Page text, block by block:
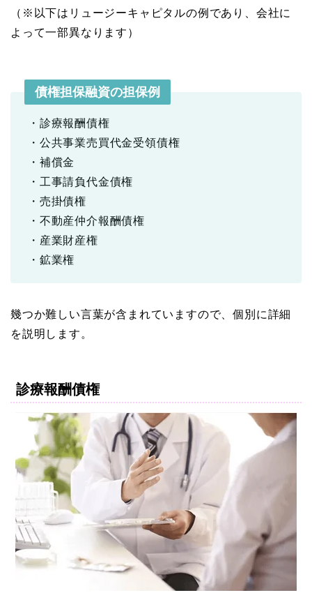
（※以下はリュージーキャピタルの例であり、会社に
よって一部異なります）
債権担保融資の担保例
・診療報酬債権
・公共事業売買代金受領債権
・補償金
・工事請負代金債権
・売掛債権
・不動産仲介報酬債権
・産業財産権
・鉱業権
幾つか難しい言葉が含まれていますので、個別に詳細
を説明します。
診療報酬債権